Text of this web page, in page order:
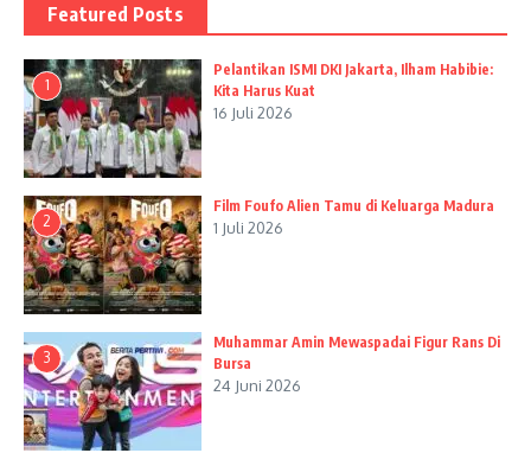
Featured Posts
1
Pelantikan ISMI DKI Jakarta, Ilham Habibie:
Kita Harus Kuat
16 Juli 2026
2
Film Foufo Alien Tamu di Keluarga Madura
1 Juli 2026
3
Muhammar Amin Mewaspadai Figur Rans Di
Bursa
24 Juni 2026